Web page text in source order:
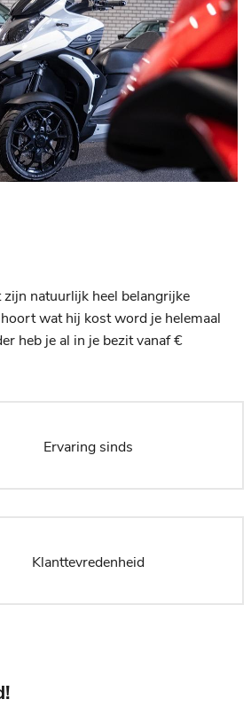
natuurlijk heel belangrijke
wat hij kost word je helemaal
heb je al in je bezit vanaf €
Ervaring sinds
Klanttevredenheid